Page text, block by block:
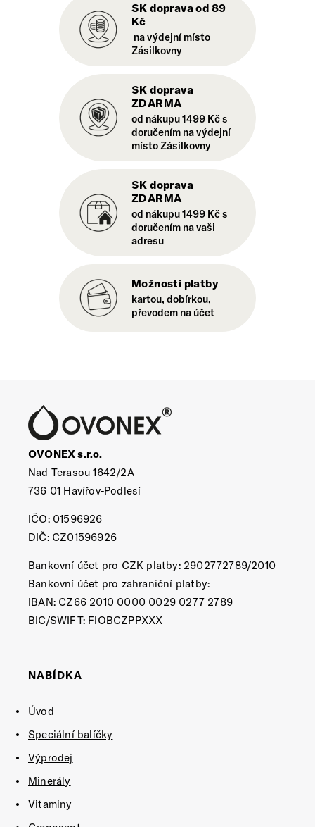
SK doprava od 89
Kč
na výdejní místo
Zásilkovny
SK doprava
ZDARMA
od nákupu 1499 Kč s
doručením na výdejní
místo Zásilkovny
SK doprava
ZDARMA
od nákupu 1499 Kč s
doručením na vaši
adresu
Možnosti platby
kartou, dobírkou,
převodem na účet
OVONEX s.r.o.
Nad Terasou 1642/2A
736 01 Havířov-Podlesí
IČO: 01596926
DIČ: CZ01596926
Bankovní účet pro CZK platby: 2902772789/2010
Bankovní účet pro zahraniční platby:
IBAN: CZ66 2010 0000 0029 0277 2789
BIC/SWIFT: FIOBCZPPXXX
NABÍDKA
Úvod
Speciální balíčky
Výprodej
Minerály
Vitaminy